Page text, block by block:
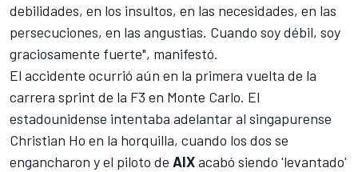
debilidades, en los insultos, en las necesidades, en las
persecuciones, en las angustias. Cuando soy débil, soy
graciosamente fuerte", manifestó.
El accidente ocurrió aún en la primera vuelta de la
carrera sprint de la F3 en Monte Carlo. El
estadounidense intentaba adelantar al singapurense
Christian Ho en la horquilla, cuando los dos se
engancharon y el piloto de AIXacabó siendo 'levantado'